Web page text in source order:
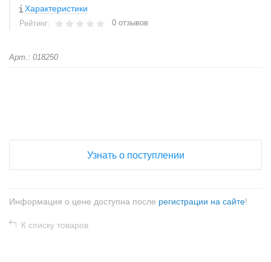
Характеристики
Рейтинг: 0 отзывов
Арт.: 018250
Узнать о поступлении
Информация о цене доступна после регистрации на сайте!
К списку товаров